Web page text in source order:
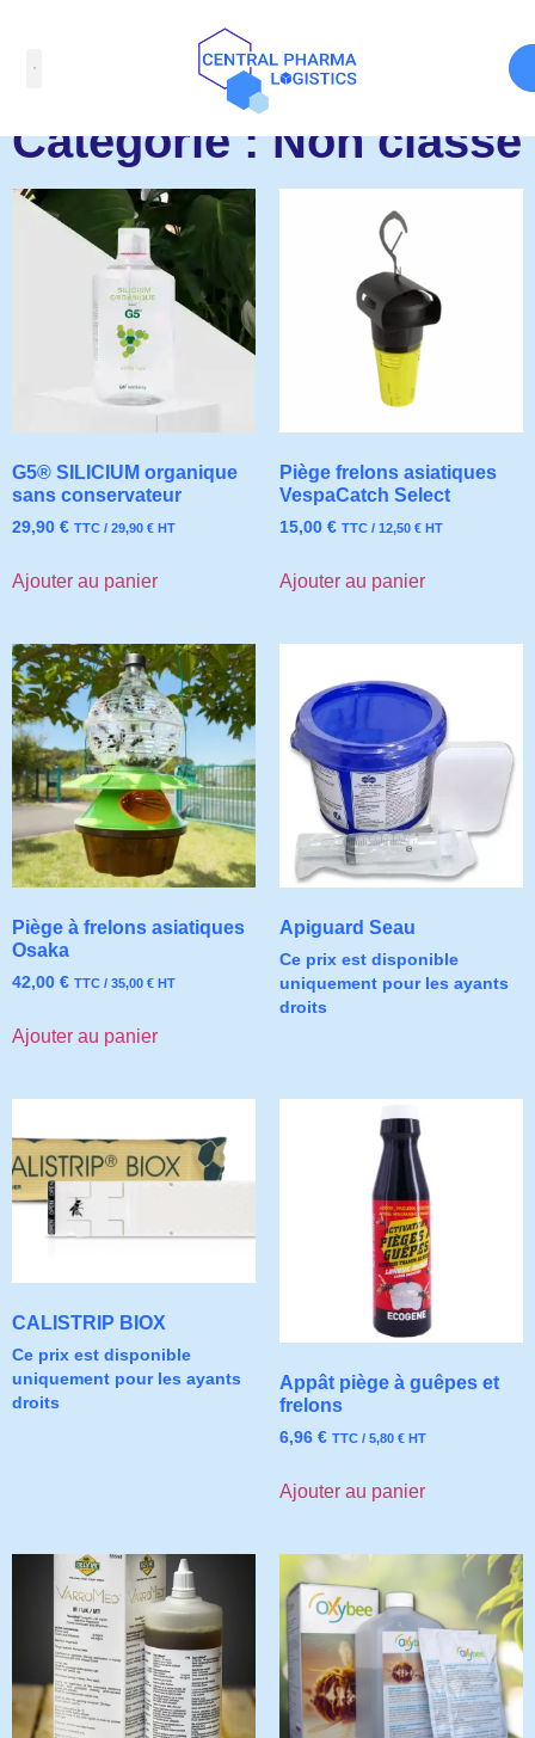
Catégorie : Non classé
G5® SILICIUM organique
sans conservateur
29,90 € TTC / 29,90 € HT
Ajouter au panier
Piège frelons asiatiques
VespaCatch Select
15,00 € TTC / 12,50 € HT
Ajouter au panier
Piège à frelons asiatiques
Osaka
42,00 € TTC / 35,00 € HT
Ajouter au panier
Apiguard Seau
Ce prix est disponible
uniquement pour les ayants
droits
CALISTRIP BIOX
Ce prix est disponible
uniquement pour les ayants
droits
Appât piège à guêpes et
frelons
6,96 € TTC / 5,80 € HT
Ajouter au panier